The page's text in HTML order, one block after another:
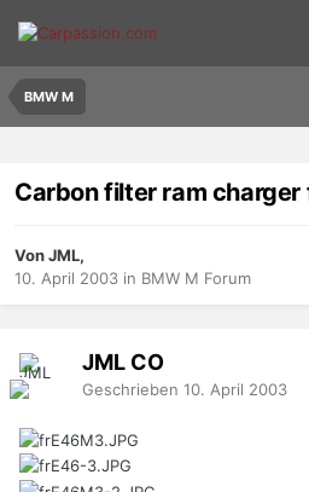
BMW M
Carbon filter ram charger
Von JML,
10. April 2003 in BMW M Forum
JML CO
Geschrieben 10. April 2003